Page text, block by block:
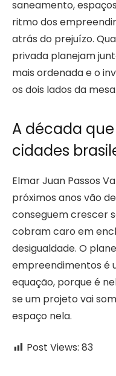
saneamento,
ritmo dos
atrás do prejuízo.
privada planejam
mais ordenada e o
os dois lados da mesa.
A década
cidades
Elmar Juan Passos
próximos anos vão
conseguem crescer
cobram caro em
desigualdade. O
empreendimentos é
equação, porque é
se um projeto vai
espaço nela.
Post Views: 83